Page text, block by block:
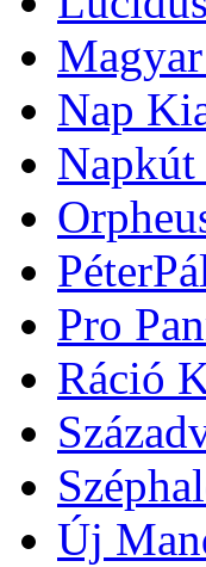
Nap
Pro
Ráció
Új